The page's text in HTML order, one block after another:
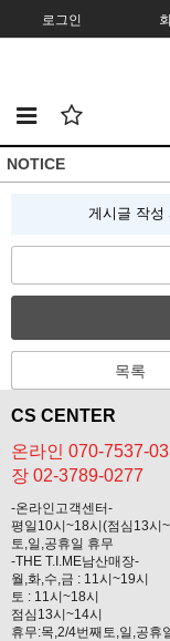
로그인
NOTICE
게시글 작성
목록
CS CENTER
온라인 070-7537-
장 02-3789-0277
-온라인고객센터-
평일10시~18시(점심13시
토,일,공휴일 휴무
-THE T.I.ME남산매장-
월,화,수,금 : 11시~19시
토 : 11시~18시
점심13시~14시
휴무:목,2/4번째토,일,공휴